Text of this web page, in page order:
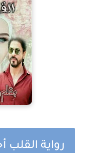
رواية